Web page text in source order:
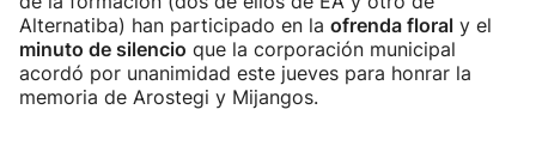
Alternatiba) han participado en la ofrenda floral y el
minuto de silencio que la corporación municipal
acordó por unanimidad este jueves para honrar la
memoria de Arostegi y Mijangos.